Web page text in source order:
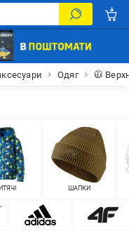
Одяг 🧥
ШАПКИ